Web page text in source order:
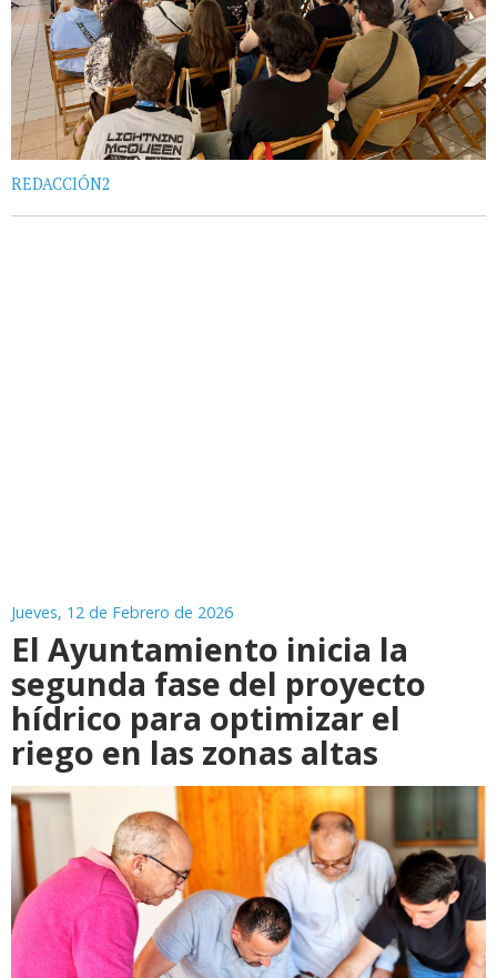
REDACCIÓN2
Jueves, 12 de Febrero de 2026
El Ayuntamiento inicia la
segunda fase del proyecto
hídrico para optimizar el
riego en las zonas altas